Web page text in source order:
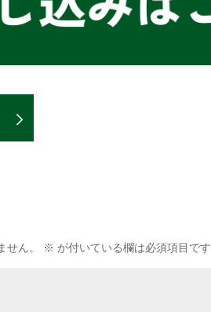
ん。 ※ が付いている欄は必須項目です